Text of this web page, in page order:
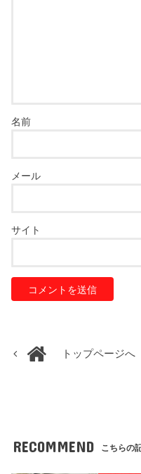
名前
メール
サイト
トップページへ
RECOMMEND こちらの